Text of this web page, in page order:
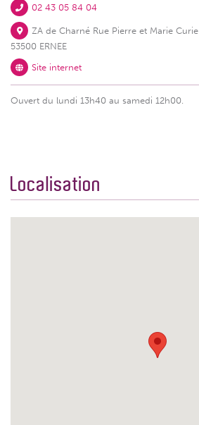
02 43 05 84 04
ZA de Charné Rue Pierre et Marie Curie
53500 ERNEE
Site internet
Ouvert du lundi 13h40 au samedi 12h00.
Localisation